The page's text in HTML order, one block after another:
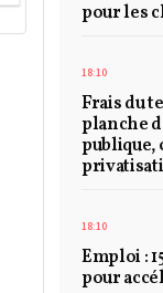
pour les
18:10
Frais du
planche
publique,
18:10
Emploi :
pour